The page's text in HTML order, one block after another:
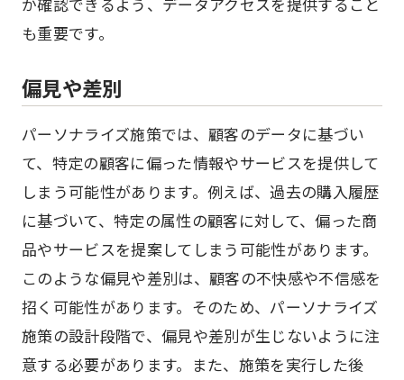
も重要です。
偏見や差別
パーソナライズ施策では、顧客のデータに基づい
て、特定の顧客に偏った情報やサービスを提供して
しまう可能性があります。例えば、過去の購入履歴
に基づいて、特定の属性の顧客に対して、偏った商
品やサービスを提案してしまう可能性があります。
このような偏見や差別は、顧客の不快感や不信感を
招く可能性があります。そのため、パーソナライズ
施策の設計段階で、偏見や差別が生じないように注
意する必要があります。また、施策を実行した後